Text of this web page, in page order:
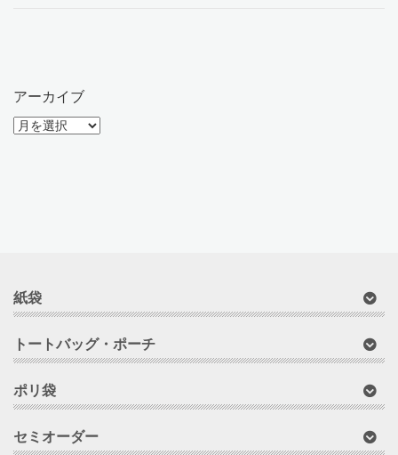
アーカイブ
ア
紙袋
トートバッグ・ポーチ
ポリ袋
セミオーダー